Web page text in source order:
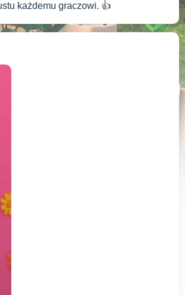
każdemu graczowi. 👍